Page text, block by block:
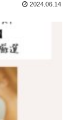
2024.06.14